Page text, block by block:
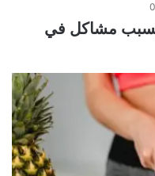
0
مشاكل في